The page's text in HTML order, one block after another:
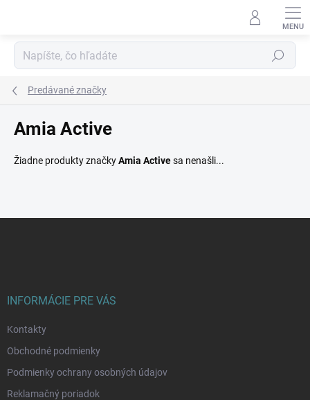
Hľadať
Predávané značky
Amia Active
Žiadne produkty značkyAmia Activesa nenašli...
INFORMÁCIE PRE VÁS
Kontakty
Obchodné podmienky
Podmienky ochrany osobných údajov
Reklamačný poriadok